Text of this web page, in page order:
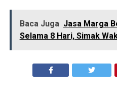
Baca Juga Jasa Marga
Selama 8 Hari, Simak